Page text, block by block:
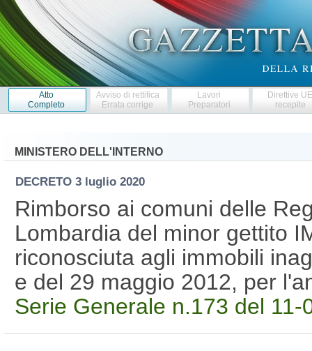
Atto
Completo
Avviso di rettifica
Errata corrige
Lavori
Preparatori
Direttive
recepite
MINISTERO DELL'INTERNO
DECRETO 3 luglio 2020
Rimborso ai comuni delle
Lombardia del minor gettito
riconosciuta agli immobili
e del 29 maggio 2012, per
Serie Generale n.173 del 11-